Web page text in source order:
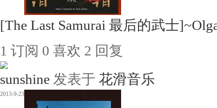
[The Last Samurai 最后的武士
1 订阅 0 喜欢 2 回复
sunshine 发表于 花滑音乐
2013-9-23